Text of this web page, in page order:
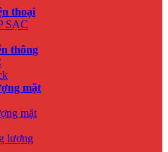
thoại
SẠC
thông
mặt
mặt
lượng